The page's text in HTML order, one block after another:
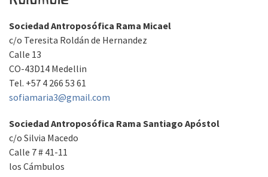
Sociedad Antroposófica Rama Micael
c/o Teresita Roldán de Hernandez
Calle 13
CO-43D14 Medellin
Tel. +57 4 266 53 61
sofiamaria3@gmail.com
Sociedad Antroposófica Rama Santiago Apóstol
c/o Silvia Macedo
Calle 7 # 41-11
los Cámbulos